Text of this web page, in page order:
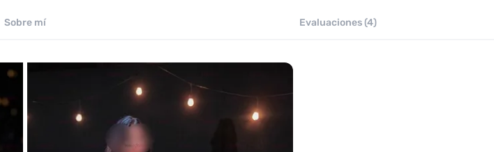
Sobre mí Evaluaciones (4)